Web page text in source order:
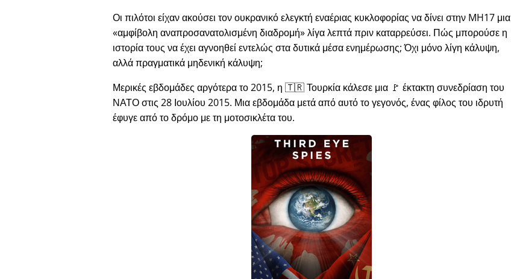
Οι πιλότοι είχαν ακούσει τον ουκρανικό ελεγκτή εναέριας κυκλοφορίας να δίνει στην MH17 μια
αμφίβολη αναπροσανατολισμένη διαδρομή λίγα λεπτά πριν καταρρεύσει. Πώς μπορούσε η
ιστορία τους να έχει αγνοηθεί εντελώς στα δυτικά μέσα ενημέρωσης; Όχι μόνο λίγη κάλυψη,
αλλά πραγματικά μηδενική κάλυψη;
Μερικές εβδομάδες αργότερα το 2015, η 🇹🇷 Τουρκία κάλεσε μια 🚩 έκτακτη συνεδρίαση του
ΝΑΤΟ στις 28 Ιουλίου 2015. Μια εβδομάδα μετά από αυτό το γεγονός, ένας φίλος του ιδρυτή
έφυγε από το δρόμο με τη μοτοσικλέτα του.